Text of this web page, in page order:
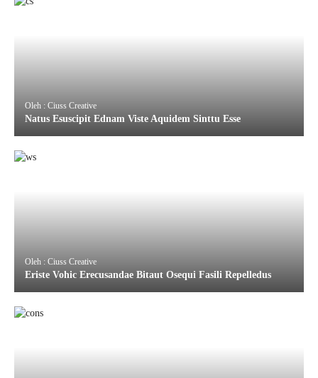
Oleh : Ciuss Creative
Natus Esuscipit Ednam Viste Aquidem Sinttu Esse
Oleh : Ciuss Creative
Eriste Vohic Erecusandae Bitaut Osequi Fasili Repelledus